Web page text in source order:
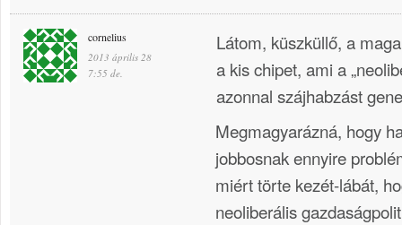
cornelius
2013 április 28
7:55 de.
Látom, küszküllő, a
a kis chipet, ami a
azonnal szájhabzást
Megmagyarázná, hogy
jobbosnak ennyire
miért törte kezét-lábát,
neoliberális